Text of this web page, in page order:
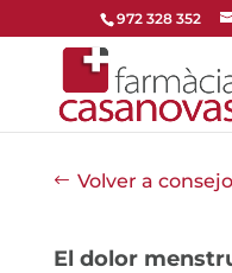
972 328 352
Volver a
El dolor